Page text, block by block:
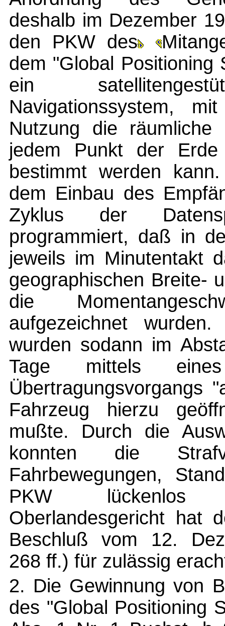
deshalb im Dezember
den PKW des
dem "Global Positioning
ein
Navigationssystem,
Nutzung die
jedem Punkt der
bestimmt werden
dem Einbau des
Zyklus der
programmiert, daß in
jeweils im Minutentakt
geographischen Breite-
die
aufgezeichnet
wurden sodann im
Tage mittels
Übertragungsvorgangs
Fahrzeug hierzu
mußte. Durch die
konnten die
Fahrbewegungen,
PKW lückenlos
Oberlandesgericht hat
Beschluß vom 12.
268 ff.) für zulässig
2. Die Gewinnung von
des "Global Positioning